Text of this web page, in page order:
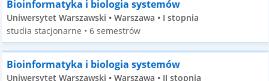
Bioinformatyka i biologia systemów
Uniwersytet Warszawski • Warszawa • I stopnia
studia stacjonarne • 6 semestrów
Bioinformatyka i biologia systemów
Uniwersytet Warszawski • Warszawa • II stopnia